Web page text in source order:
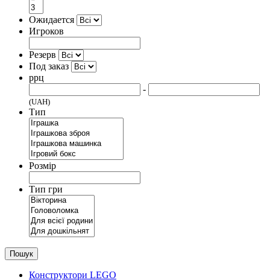
Ожидается
Игроков
Резерв
Под заказ
ррц
-
(UAH)
Тип
Розмір
Тип гри
Пошук
Конструктори LEGO